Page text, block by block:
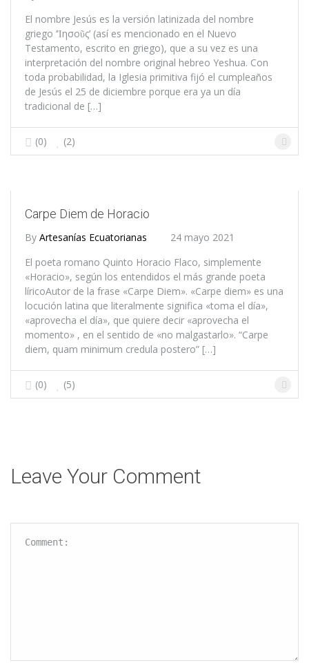
El nombre Jesús es la versión latinizada del nombre
griego ‘Ἰησοῦς’ (así es mencionado en el Nuevo
Testamento, escrito en griego), que a su vez es una
interpretación del nombre original hebreo Yeshua. Con
toda probabilidad, la Iglesia primitiva fijó el cumpleaños
de Jesús el 25 de diciembre porque era ya un día
tradicional de […]
(0) (2)
Carpe Diem de Horacio
By Artesanías Ecuatorianas
24 mayo 2021
El poeta romano Quinto Horacio Flaco, simplemente
«Horacio», según los entendidos el más grande poeta
líricoAutor de la frase «Carpe Diem». «Carpe diem» es una
locución latina que literalmente significa «toma el día»,
«aprovecha el día», que quiere decir «aprovecha el
momento» , en el sentido de «no malgastarlo». “Carpe
diem, quam minimum credula postero” […]
(0) (5)
Leave Your Comment